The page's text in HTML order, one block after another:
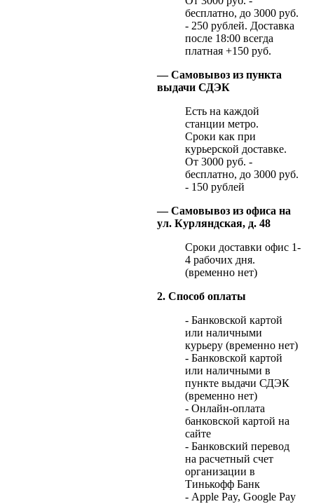
бесплатно, до 3000 руб.
- 250 рублей. Доставка
после 18:00 всегда
платная +150 руб.
— Самовывоз из пункта
выдачи СДЭК
Есть на каждой
станции метро.
Сроки как при
курьерской доставке.
От 3000 руб. -
бесплатно, до 3000 руб.
- 150 рублей
— Самовывоз из офиса на
ул. Курляндская, д. 48
Сроки доставки офис 1-
4 рабочих дня.
(временно нет)
2. Способ оплаты
- Банковской картой
или наличными
курьеру (временно нет)
- Банковской картой
или наличными в
пункте выдачи СДЭК
(временно нет)
- Онлайн-оплата
банковской картой на
сайте
- Банковский перевод
на расчетный счет
организации в
Тинькофф Банк
- Apple Pay, Google Pay